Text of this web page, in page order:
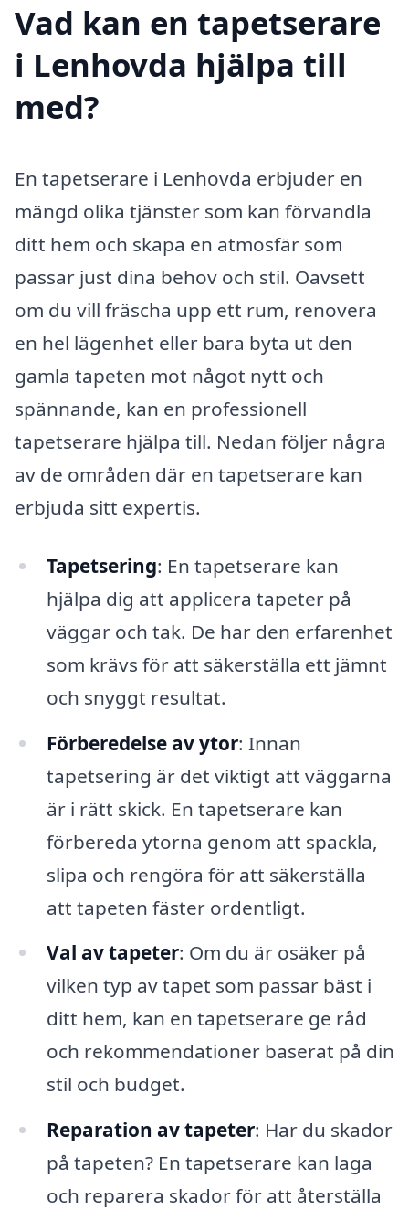
Vad kan en tapetserare
i Lenhovda hjälpa till
med?
En tapetserare i Lenhovda erbjuder en
mängd olika tjänster som kan förvandla
ditt hem och skapa en atmosfär som
passar just dina behov och stil. Oavsett
om du vill fräscha upp ett rum, renovera
en hel lägenhet eller bara byta ut den
gamla tapeten mot något nytt och
spännande, kan en professionell
tapetserare hjälpa till. Nedan följer några
av de områden där en tapetserare kan
erbjuda sitt expertis.
Tapetsering: En tapetserare kan
hjälpa dig att applicera tapeter på
väggar och tak. De har den erfarenhet
som krävs för att säkerställa ett jämnt
och snyggt resultat.
Förberedelse av ytor: Innan
tapetsering är det viktigt att väggarna
är i rätt skick. En tapetserare kan
förbereda ytorna genom att spackla,
slipa och rengöra för att säkerställa
att tapeten fäster ordentligt.
Val av tapeter: Om du är osäker på
vilken typ av tapet som passar bäst i
ditt hem, kan en tapetserare ge råd
och rekommendationer baserat på din
stil och budget.
Reparation av tapeter: Har du skador
på tapeten? En tapetserare kan laga
och reparera skador för att återställa